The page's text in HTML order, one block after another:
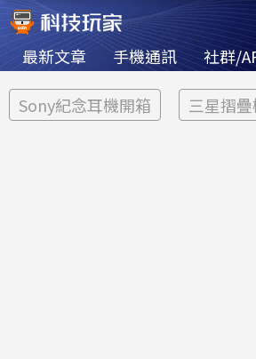
最新文章 手機通訊 社群/
Sony紀念耳機開箱 三星摺